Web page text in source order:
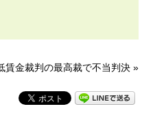
賃金裁判の最高裁で不当判決 »